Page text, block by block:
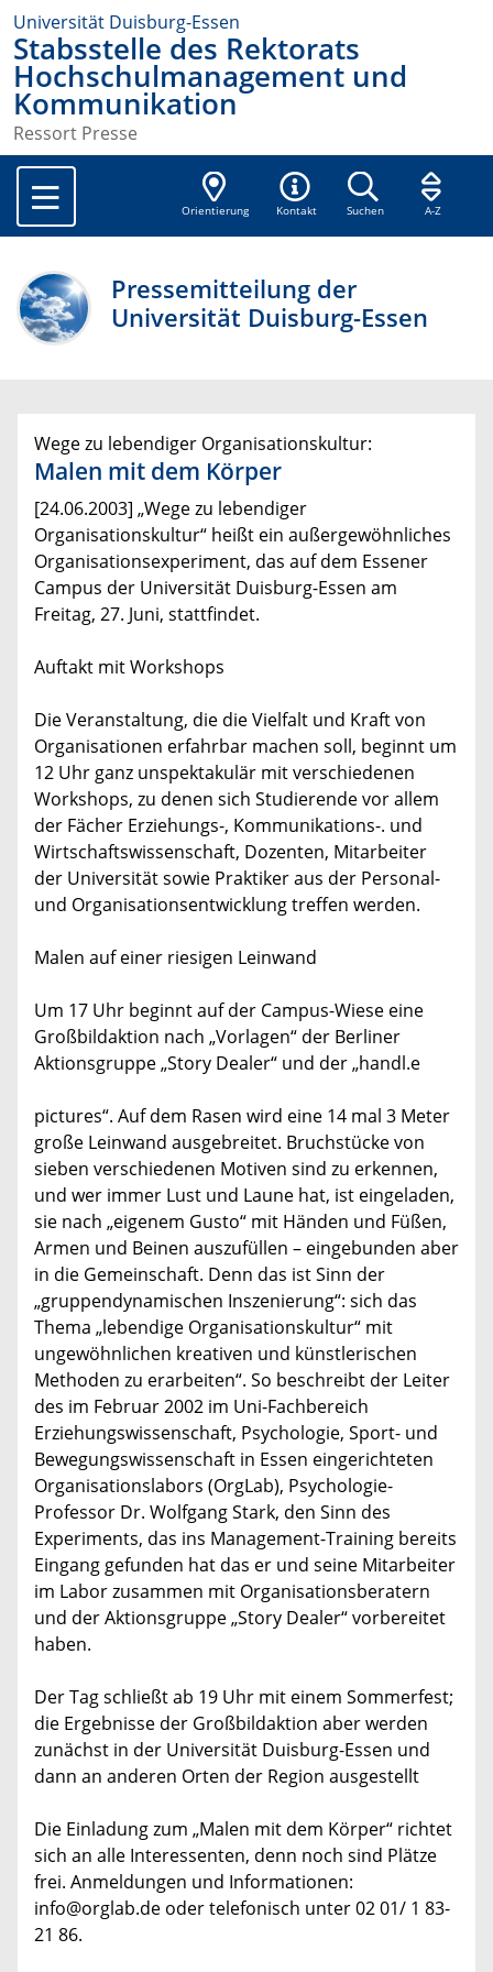
Universität Duisburg-Essen
Stabsstelle des Rektorats
Hochschulmanagement und
Kommunikation
Ressort Presse
Orientierung Kontakt Suchen A-Z
Pressemitteilung der
Universität Duisburg-Essen
Wege zu lebendiger Organisationskultur:
Malen mit dem Körper
[24.06.2003] „Wege zu lebendiger
Organisationskultur“ heißt ein außergewöhnliches
Organisationsexperiment, das auf dem Essener
Campus der Universität Duisburg-Essen am
Freitag, 27. Juni, stattfindet.
Auftakt mit Workshops
Die Veranstaltung, die die Vielfalt und Kraft von
Organisationen erfahrbar machen soll, beginnt um
12 Uhr ganz unspektakulär mit verschiedenen
Workshops, zu denen sich Studierende vor allem
der Fächer Erziehungs-, Kommunikations-. und
Wirtschaftswissenschaft, Dozenten, Mitarbeiter
der Universität sowie Praktiker aus der Personal-
und Organisationsentwicklung treffen werden.
Malen auf einer riesigen Leinwand
Um 17 Uhr beginnt auf der Campus-Wiese eine
Großbildaktion nach „Vorlagen“ der Berliner
Aktionsgruppe „Story Dealer“ und der „handl.e
pictures“. Auf dem Rasen wird eine 14 mal 3 Meter
große Leinwand ausgebreitet. Bruchstücke von
sieben verschiedenen Motiven sind zu erkennen,
und wer immer Lust und Laune hat, ist eingeladen,
sie nach „eigenem Gusto“ mit Händen und Füßen,
Armen und Beinen auszufüllen – eingebunden aber
in die Gemeinschaft. Denn das ist Sinn der
„gruppendynamischen Inszenierung“: sich das
Thema „lebendige Organisationskultur“ mit
ungewöhnlichen kreativen und künstlerischen
Methoden zu erarbeiten“. So beschreibt der Leiter
des im Februar 2002 im Uni-Fachbereich
Erziehungswissenschaft, Psychologie, Sport- und
Bewegungswissenschaft in Essen eingerichteten
Organisationslabors (OrgLab), Psychologie-
Professor Dr. Wolfgang Stark, den Sinn des
Experiments, das ins Management-Training bereits
Eingang gefunden hat das er und seine Mitarbeiter
im Labor zusammen mit Organisationsberatern
und der Aktionsgruppe „Story Dealer“ vorbereitet
haben.
Der Tag schließt ab 19 Uhr mit einem Sommerfest;
die Ergebnisse der Großbildaktion aber werden
zunächst in der Universität Duisburg-Essen und
dann an anderen Orten der Region ausgestellt
Die Einladung zum „Malen mit dem Körper“ richtet
sich an alle Interessenten, denn noch sind Plätze
frei. Anmeldungen und Informationen:
info@orglab.de oder telefonisch unter 02 01/ 1 83-
21 86.